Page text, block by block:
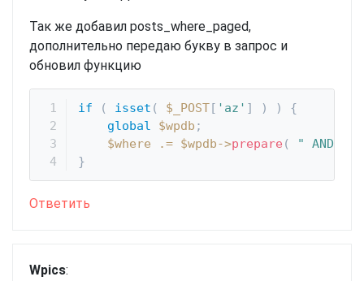
Так же добавил posts_where_paged,
дополнительно передаю букву в запрос и
обновил функцию
if ( isset ( $_POST[ 'az' ] ) )
{
global
$wpdb ;
$where
.= $wpdb->prepare (
" AND
}
Ответить
Wpics: